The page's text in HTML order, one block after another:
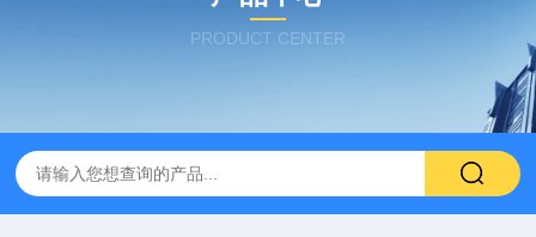
PRODUCT CENTER